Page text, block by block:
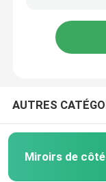
Batterie au
Pièces de
AUTRES
Miroirs de